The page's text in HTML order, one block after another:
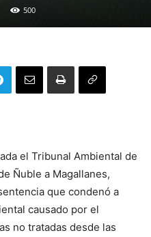
500
el Tribunal Ambiental de
Ñuble a Magallanes,
que condenó a
causado por el
no tratadas desde las